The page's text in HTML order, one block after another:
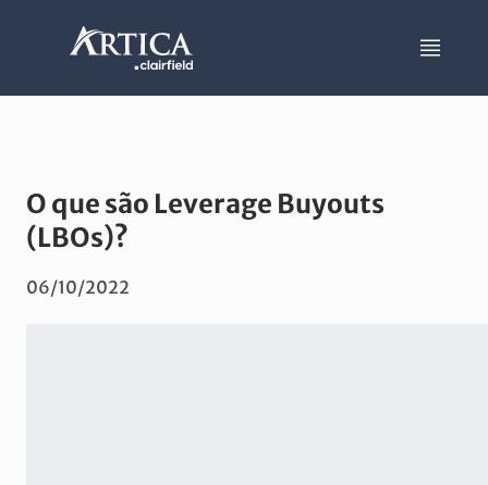
O que são Leverage Buyouts
(LBOs)?
06/10/2022